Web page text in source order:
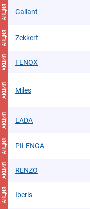
АКЦИЯ Gallant
АКЦИЯ Zekkert
АКЦИЯ FENOX
АКЦИЯ Miles
АКЦИЯ LADA
АКЦИЯ PILENGA
АКЦИЯ RENZO
АКЦИЯ Iberis